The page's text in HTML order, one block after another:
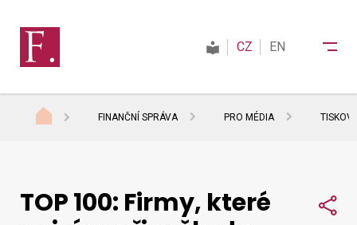
Daně
CZ EN
FINANČNÍ SPRÁVA PRO MÉDIA
TOP 100: Firmy, které